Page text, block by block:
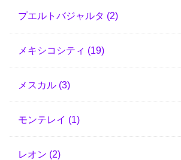
プエルトバジャルタ (2)
メキシコシティ (19)
メスカル (3)
モンテレイ (1)
レオン (2)